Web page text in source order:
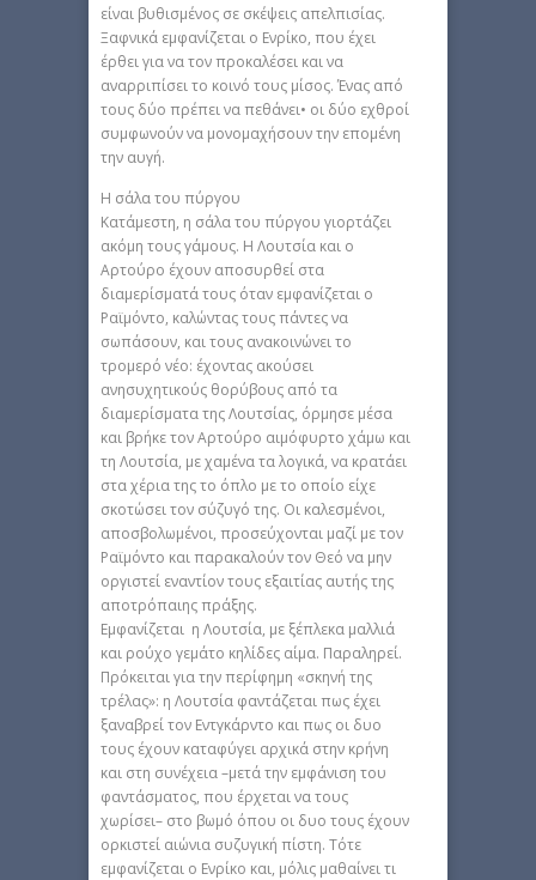
είναι βυθισμένος σε σκέψεις απελπισίας.
Ξαφνικά εμφανίζεται ο Ενρίκο, που έχει
έρθει για να τον προκαλέσει και να
αναρριπίσει το κοινό τους μίσος. Ένας από
τους δύο πρέπει να πεθάνει• οι δύο εχθροί
συμφωνούν να μονομαχήσουν την επομένη
την αυγή.
Η σάλα του πύργου
Κατάμεστη, η σάλα του πύργου γιορτάζει
ακόμη τους γάμους. Η Λουτσία και ο
Αρτούρο έχουν αποσυρθεί στα
διαμερίσματά τους όταν εμφανίζεται ο
Ραϊμόντο, καλώντας τους πάντες να
σωπάσουν, και τους ανακοινώνει το
τρομερό νέο: έχοντας ακούσει
ανησυχητικούς θορύβους από τα
διαμερίσματα της Λουτσίας, όρμησε μέσα
και βρήκε τον Αρτούρο αιμόφυρτο χάμω και
τη Λουτσία, με χαμένα τα λογικά, να κρατάει
στα χέρια της το όπλο με το οποίο είχε
σκοτώσει τον σύζυγό της. Οι καλεσμένοι,
αποσβολωμένοι, προσεύχονται μαζί με τον
Ραϊμόντο και παρακαλούν τον Θεό να μην
οργιστεί εναντίον τους εξαιτίας αυτής της
αποτρόπαιης πράξης.
Εμφανίζεται η Λουτσία, με ξέπλεκα μαλλιά
και ρούχο γεμάτο κηλίδες αίμα. Παραληρεί.
Πρόκειται για την περίφημη «σκηνή της
τρέλας»: η Λουτσία φαντάζεται πως έχει
ξαναβρεί τον Εντγκάρντο και πως οι δυο
τους έχουν καταφύγει αρχικά στην κρήνη
και στη συνέχεια –μετά την εμφάνιση του
φαντάσματος, που έρχεται να τους
χωρίσει– στο βωμό όπου οι δυο τους έχουν
ορκιστεί αιώνια συζυγική πίστη. Τότε
εμφανίζεται ο Ενρίκο και, μόλις μαθαίνει τι